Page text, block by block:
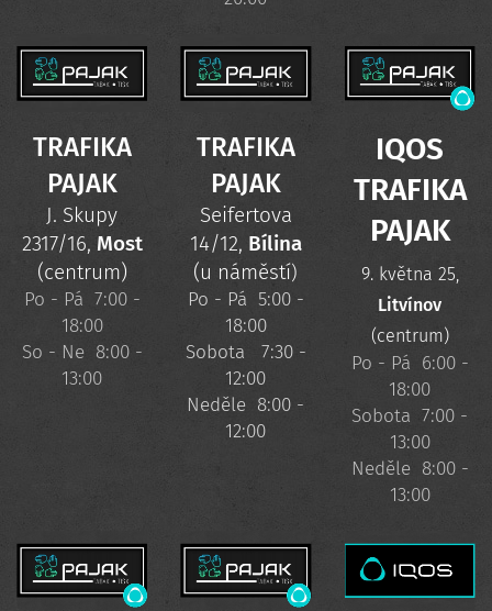
TRAFIKA
PAJAK
J. Skupy
2317/16, Most
(centrum)
Po - Pá 7:00 -
18:00
So - Ne 8:00 -
13:00
TRAFIKA
PAJAK
Seifertova
14/12, Bílina
(u náměstí)
Po - Pá 5:00 -
18:00
Sobota 7:30 -
12:00
Neděle 8:00 -
12:00
IQOS
TRAFIKA
PAJAK
9. května 25,
Litvínov
(centrum)
Po - Pá 6:00 -
18:00
Sobota 7:00 -
13:00
Neděle 8:00 -
13:00